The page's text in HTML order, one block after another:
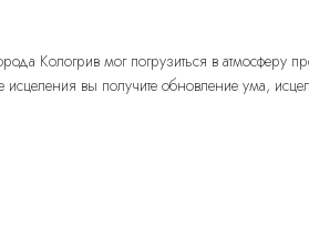
Кологрив мог погрузиться в атмосферу
вы получите обновление ума,